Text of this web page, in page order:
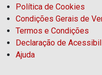
Política de Cookies
Condições Gerais de
Termos e Condições
Declaração de
Ajuda